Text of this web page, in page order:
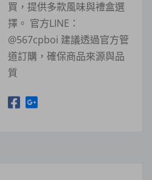
買，提供多款風味與禮盒選
擇。 官方LINE：
@567cpboi 建議透過官方管
道訂購，確保商品來源與品
質